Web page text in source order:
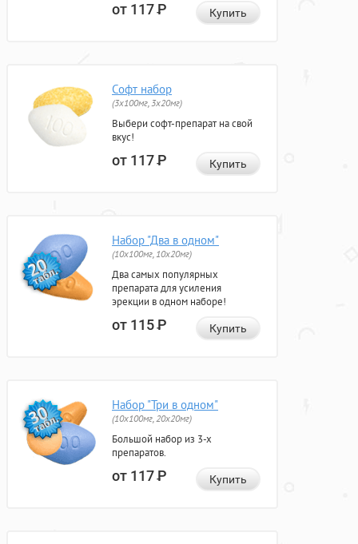
от 117Р Купить
Софт набор
(3x100мг, 3x20мг)
Выбери софт-препарат на свой
вкус!
от 117Р Купить
Набор "Два в одном"
(10x100мг, 10x20мг)
Два самых популярных
препарата для усиления
эрекции в одном наборе!
от 115Р Купить
Набор "Три в одном"
(10x100мг, 20x20мг)
Большой набор из 3-х
препаратов.
от 117Р Купить